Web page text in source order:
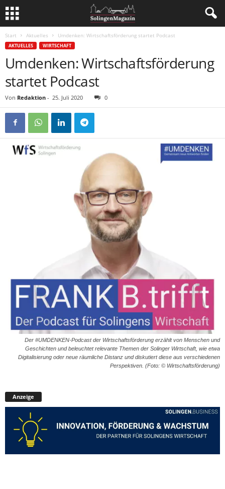
Start Aktuelles Umdenken: Wirtschaftsförderung startet Podcast
AKTUELLES WIRTSCHAFT
Umdenken: Wirtschaftsförderung
startet Podcast
Von Redaktion - 25. Juli 2020 0
Der #UMDENKEN-Podcast der Wirtschaftsförderung erzählt von Menschen und
Geschichten und beleuchtet relevante Themen der Solinger Wirtschaft, wie etwa
Digitalisierung oder neue räumliche Distanz und diskutiert diese aus verschiedenen
Perspektiven. (Foto: © Wirtschaftsförderung)
Anzeige